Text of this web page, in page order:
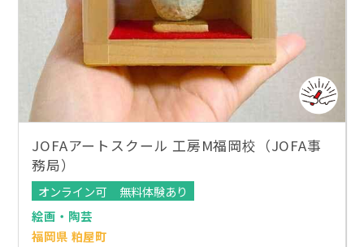
JOFAアートスクール 工房M福岡校（JOFA事
務局）
オンライン可
無料体験あり
絵画・陶芸
福岡県 粕屋町